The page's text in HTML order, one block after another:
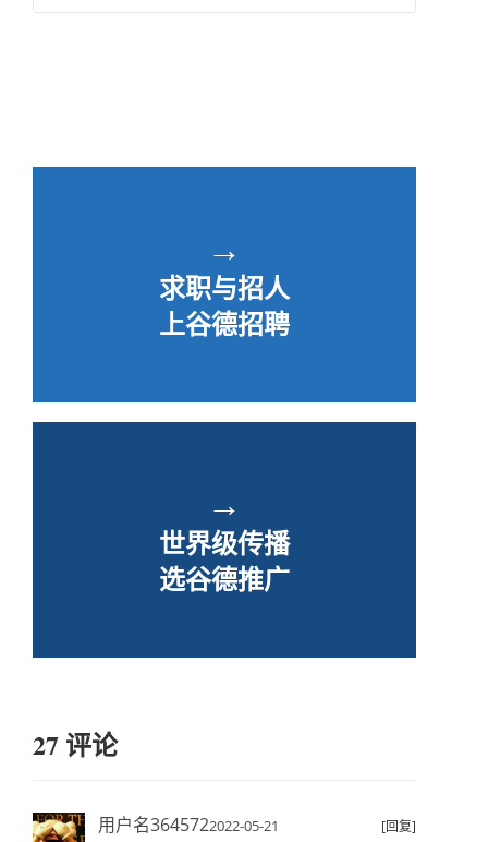
→
求职与招人
上谷德招聘
→
世界级传播
选谷德推广
27 评论
用户名3645722022-05-21 [回复]